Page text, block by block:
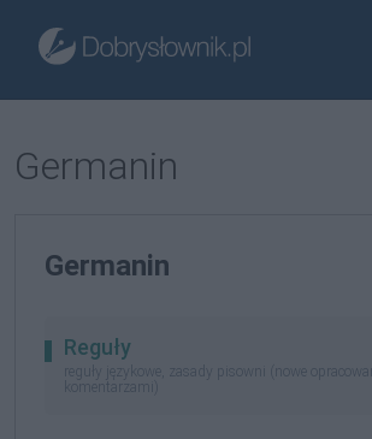
Germanin
Germanin
Reguły
reguły językowe, zasady pisowni (nowe
komentarzami)